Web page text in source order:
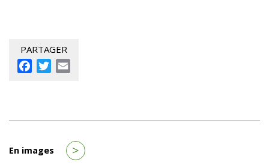
PARTAGER
FacebookTwitter
En images >